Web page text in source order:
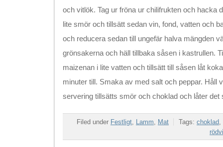
och vitlök. Tag ur fröna ur chilifrukten och hacka
lite smör och tillsätt sedan vin, fond, vatten och
och reducera sedan till ungefär halva mängden
grönsakerna och häll tillbaka såsen i kastrullen.
maizenan i lite vatten och tillsätt till såsen låt
minuter till. Smaka av med salt och peppar. Håll
servering tillsätts smör och choklad och låter det
Filed under Festligt, Lamm, Mat Tags: choklad,